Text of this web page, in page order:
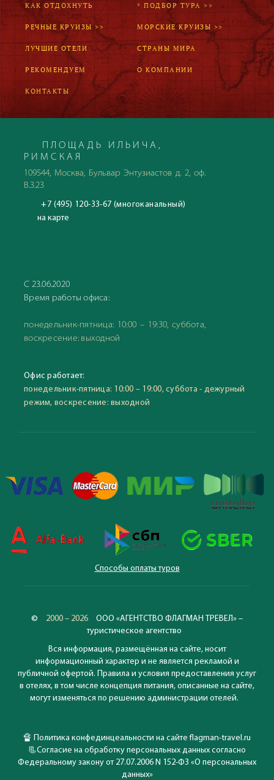
КАК ОТДОХНУТЬ * ПОДБОР ТУРА >>
РЕЧНЫЕ КРУИЗЫ >> МОРСКИЕ КРУИЗЫ >>
ЛУЧШИЕ ОТЕЛИ СТРАНЫ МИРА
РЕКОМЕНДУЕМ О КОМПАНИИ
КОНТАКТЫ
ПЛОЩАДЬ ИЛЬИЧА,
РИМСКАЯ
109544, Москва, Бульвар Энтузиастов д. 2, оф.
В.3.23
+7 (495) 120-33-67 (многоканальный)
на карте
С 23.06.2020
Время работы офиса:
понедельник-пятница: 10:00 – 19:30, суббота,
воскресение: выходной
Офис работает:
понедельник-пятница: 10:00 – 19:00, суббота - дежурный
режим, воскресение: выходной
Способы оплаты туров
© 2000 – 2026
ООО «АГЕНТСТВО ФЛАГМАН ТРЕВЕЛ» –
туристическое агентство
Вся информация, размещённая на сайте, носит
информационный характер и не является рекламой и
публичной офертой. Правила и условия предоставления услуг
в отелях, в том числе концепция питания, описанные на сайте,
могут изменяться по решению администрации отелей.
🔏 Политика конфединцеальности на сайте flagman-travel.ru
📃Согласие на обработку персональных данных согласно
Федеральному закону от 27.07.2006 N 152-ФЗ «О персональных
данных»